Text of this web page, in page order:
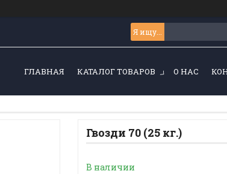
ГЛАВНАЯ КАТАЛОГ ТОВАРОВ О НАС
Гвозди 70 (25 кг.)
В наличии